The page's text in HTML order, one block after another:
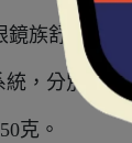
族舒適更有
，分別為
克。